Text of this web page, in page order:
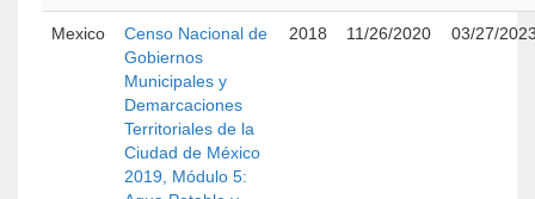
Mexico
Censo Nacional de
Gobiernos
Municipales y
Demarcaciones
Territoriales de la
Ciudad de México
2019, Módulo 5:
2018 11/26/2020 03/27/